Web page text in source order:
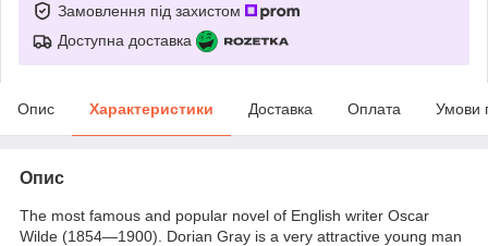
Замовлення під захистом
Доступна доставка
Опис Характеристики Доставка Оплата Умови
Опис
The most famous and popular novel of English writer Oscar
Wilde (1854—1900). Dorian Gray is a very attractive young man